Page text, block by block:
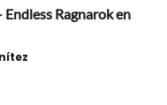
Ragnarok en